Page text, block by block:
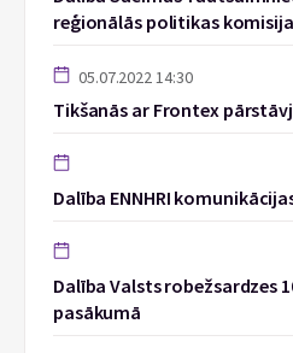
reģionālās politikas
05.07.2022 14:30
Tikšanās ar Frontex
Dalība ENNHRI
Dalība Valsts robežsardzes
pasākumā